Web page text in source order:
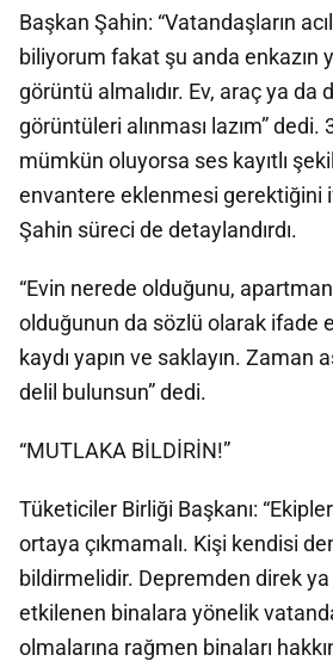
Başkan Şahin: “Vatandaşların
biliyorum fakat şu anda enkazın
görüntü almalıdır. Ev, araç ya da
görüntüleri alınması lazım” dedi.
mümkün oluyorsa ses kayıtlı
envantere eklenmesi gerektiğini
Şahin süreci de detaylandırdı.
“Evin nerede olduğunu,
olduğunun da sözlü olarak ifade
kaydı yapın ve saklayın. Zaman
delil bulunsun” dedi.
“MUTLAKA BİLDİRİN!”
Tüketiciler Birliği Başkanı:
ortaya çıkmamalı. Kişi kendisi
bildirmelidir. Depremden direk ya
etkilenen binalara yönelik
olmalarına rağmen binaları